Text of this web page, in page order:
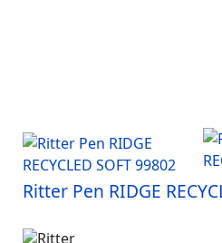
Ritter Pen RIDGE